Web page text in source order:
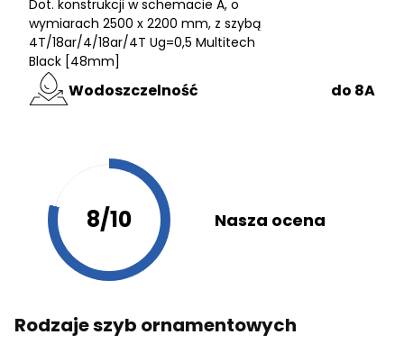
Dot. konstrukcji w schemacie A, o
wymiarach 2500 x 2200 mm, z szybą
4T/18ar/4/18ar/4T Ug=0,5 Multitech
Black [48mm]
Wodoszczelność do 8A
8/10 Nasza ocena
Rodzaje szyb ornamentowych